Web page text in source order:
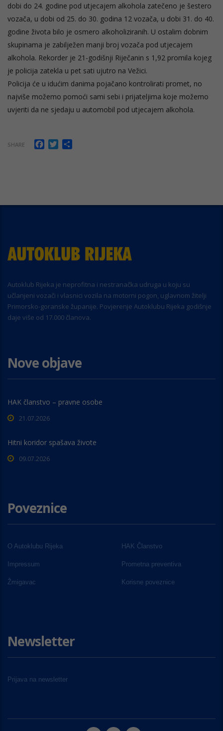
dobi do 24. godine pod utjecajem alkohola zatečeno je šestero
vozača, u dobi od 25. do 30. godina 12 vozača, u dobi 31. do 40.
godine života bilo je osmero alkoholiziranih. U ostalim dobnim
skupinama je zabilježen manji broj vozača pod utjecajem
alkohola. Rekorder je 21-godišnji Riječanin s 1,92 promila kojeg
je policija zatekla u pet sati ujutro na Vežici.
Policija će u idućim danima pojačano kontrolirati promet, no
najviše možemo pomoći sami sebi i prijateljima koje možemo
uvjeriti da ne sjedaju u automobil pod utjecajem alkohola.
SHARE Facebook
Twitter
Autoklub Rijeka je neprofitna i nestranačka udruga u koju su
učlanjeni vozači i vlasnici vozila na motorni pogon, uglavnom žitelji
Primorsko-goranske županije. Povjerenje Autoklubu Rijeka godišnje
daje više od 17.000 članova.
Nove objave
HAK članstvo – pravne osobe
21.07.2026
Hitni koridor spašava živote
09.07.2026
Poveznice
O Autoklubu Rijeka HAK Članstvo
Impressum Prometna preventiva
Žmigavac Korisne poveznice
Newsletter
Prijava na newsletter